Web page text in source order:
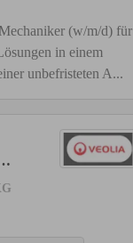
(w/m/d) für
in einem
unbefristeten A...